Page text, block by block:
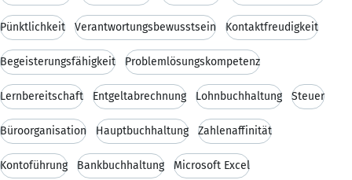
Pünktlichkeit Verantwortungsbewusstsein Kontaktfreudigkeit
Begeisterungsfähigkeit Problemlösungskompetenz
Lernbereitschaft Entgeltabrechnung Lohnbuchhaltung Steuer
Büroorganisation Hauptbuchhaltung Zahlenaffinität
Kontoführung Bankbuchhaltung Microsoft Excel